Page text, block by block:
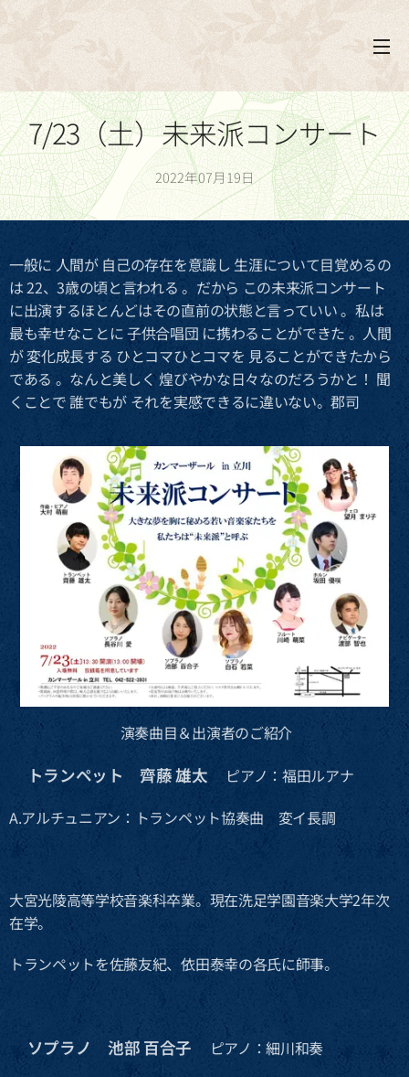
7/23（土）未来派コンサート
2022年07月19日
一般に 人間が 自己の存在を意識し 生涯について目覚めるの
は 22、3歳の頃と言われる 。だから この未来派コンサート
に出演するほとんどはその直前の状態と言っていい 。私は
最も幸せなことに 子供合唱団 に携わることができた 。人間
が 変化成長する ひとコマひとコマを 見ることができたから
である 。なんと美しく 煌びやかな日々なのだろうかと！ 聞
くことで 誰でもが それを実感できるに違いない。郡司
演奏曲目＆出演者のご紹介
トランペット 齊藤 雄太
ピアノ：福田ルアナ
A.アルチュニアン：トランペット協奏曲 変イ長調
大宮光陵高等学校音楽科卒業。現在洗足学園音楽大学2年次
在学。
トランペットを佐藤友紀、依田泰幸の各氏に師事。
🔶ソプラノ 池部 百合子
ピアノ：細川和奏